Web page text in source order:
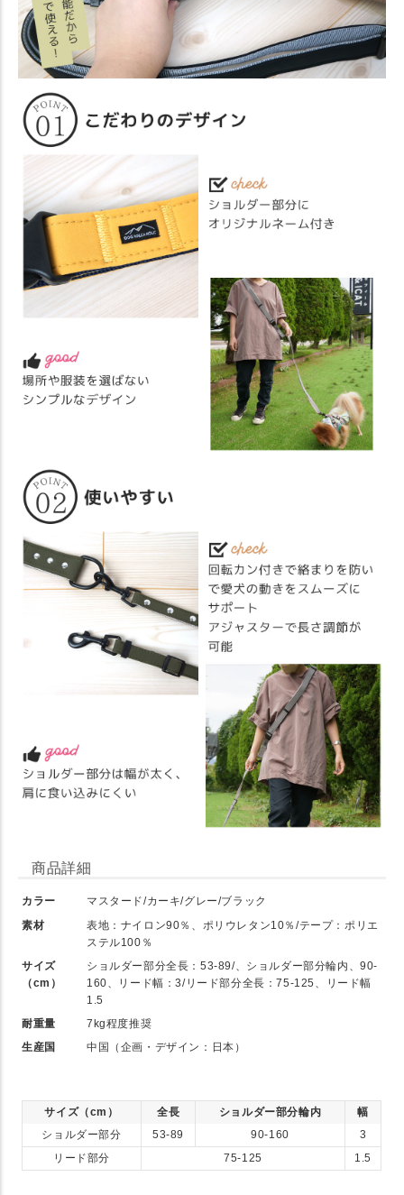
商品詳細
カラー
マスタード/カーキ/グレー/ブラック
素材
表地：ナイロン90％、ポリウレタン10％/テープ：ポリエ
ステル100％
サイズ
（cm）
ショルダー部分全長：53-89/、ショルダー部分輪内、90-
160、リード幅：3/リード部分全長：75-125、リード幅
1.5
耐重量
7kg程度推奨
生産国
中国（企画・デザイン：日本）
サイズ（cm） 全長 ショルダー部分輪内
幅
ショルダー部分
53-89 90-160
3
リード部分
75-125 1.5